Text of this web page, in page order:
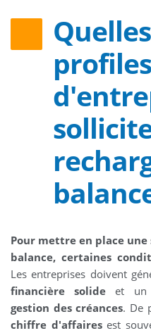
profiles
Pour mettre en place
balance, certaines
Les entreprises doivent
financière solide et un
gestion des créances. De
chiffre d'affairesest